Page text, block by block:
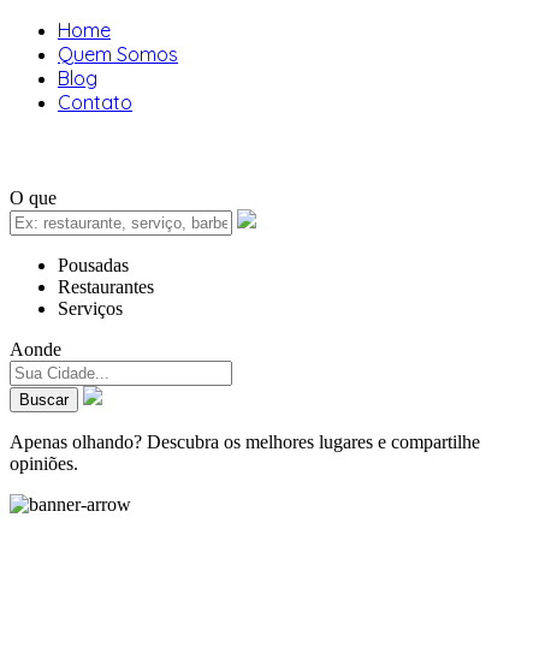
Home
Quem Somos
Blog
Contato
O que
Pousadas
Restaurantes
Serviços
Aonde
Apenas olhando? Descubra os melhores lugares e compartilhe
opiniões.